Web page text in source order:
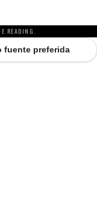
READING.
fuente preferida